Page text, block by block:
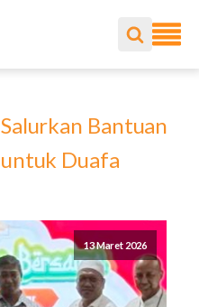
Salurkan Bantuan
untuk Duafa
13 Maret 2026